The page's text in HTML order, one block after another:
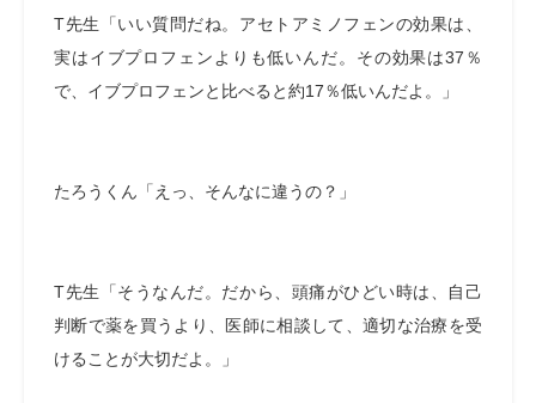
T先生「いい質問だね。アセトアミノフェンの効果は、
実はイブプロフェンよりも低いんだ。その効果は37 ％
で、イブプロフェンと比べると約17％低いんだよ。」
たろうくん「えっ、そんなに違うの？」
T先生「そうなんだ。だから、頭痛がひどい時は、自己
判断で薬を買うより、医師に相談して、適切な治療を受
けることが大切だよ。」